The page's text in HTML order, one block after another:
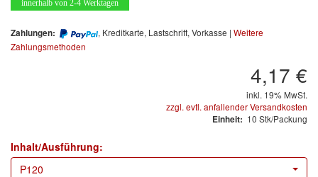
Facdos
Mirka
innerhalb von 2-4 Werktagen
Zahlungen: , Kreditkarte, Lastschrift, Vorkasse | Weitere
Zahlungsmethoden
4,17 €
inkl. 19% MwSt.
zzgl. evtl. anfallender Versandkosten
Einheit: 10 Stk/Packung
Inhalt/Ausführung:
P120